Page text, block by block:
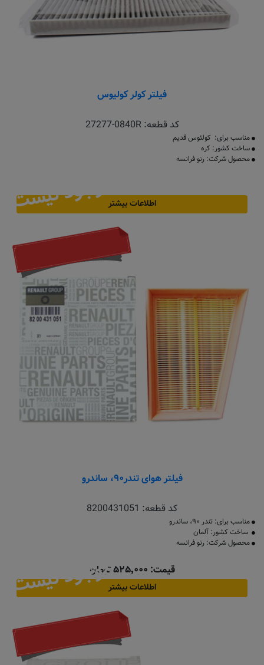
فیلتر کولر کولیوس
کد قطعه:27277-0840R
مناسب برای: کولئوس قدیم
ساخت کشور: کره
محصول شرکت: رنو فرانسه
اطلاعات بیشترموجود نیست
فیلتر هوای تندر۹۰، ساندرو
کد قطعه: 8200431051
مناسب برای: تندر ۹۰، ساندرو
ساخت کشور: آلمان
محصول شرکت: رنو فرانسه
قیمت: ۵۲۵٬۰۰۰ تومان
اطلاعات بیشترموجود نیست